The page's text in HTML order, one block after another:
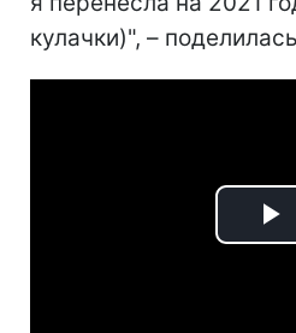
кулачки)", –